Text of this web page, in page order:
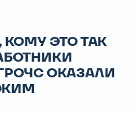
ЭТО ТАК
ОКАЗАЛИ